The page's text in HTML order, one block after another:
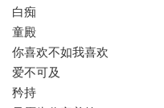
白痴
童殿
你喜欢不如我喜欢
爱不可及
矜持